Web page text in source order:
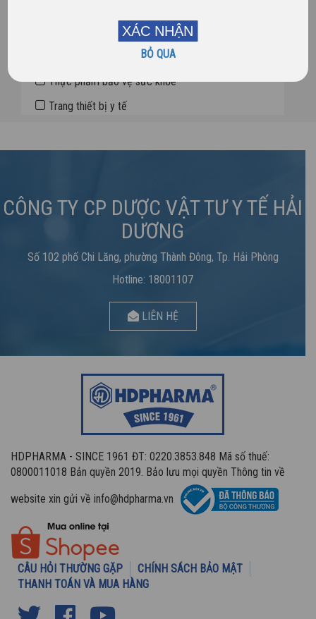
Thực phẩm bảo vệ sức khỏe
Trang thiết bị y tế
CÔNG TY CP DƯỢC VẬT TƯ Y TẾ HẢI
DƯƠNG
Số 102 phố Chi Lăng, phường Thành Đông, Tp. Hải Phòng
Hotline: 18001107
LIÊN HỆ
HDPHARMA - SINCE 1961 ĐT: 0220.3853.848 Mã số thuế:
0800011018 Bản quyền 2019. Bảo lưu mọi quyền Thông tin về
website xin gửi về info@hdpharma.vn
CÂU HỎI THƯỜNG GẶP
CHÍNH SÁCH BẢO MẬT
THANH TOÁN VÀ MUA HÀNG
BỎ QUA
XÁC NHẬN